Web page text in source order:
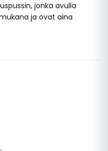
jonka avulla
ja ovat aina